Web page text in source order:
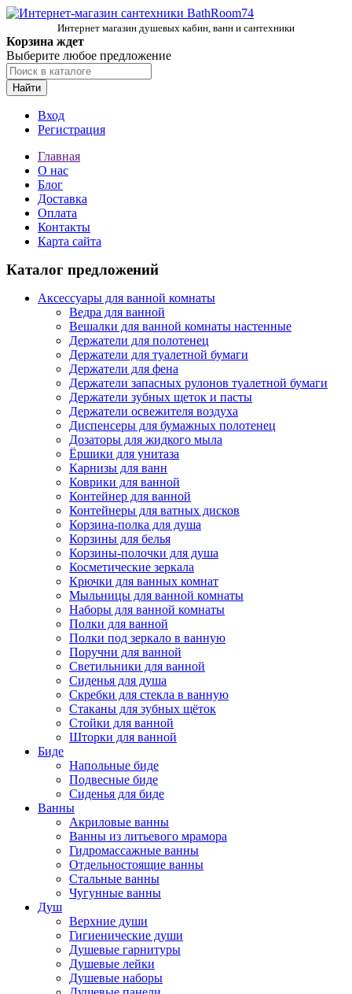
Интернет магазин душевых кабин, ванн и сантехники
Корзина ждет
Выберите любое предложение
Найти
Вход
Регистрация
Главная
О нас
Блог
Доставка
Оплата
Контакты
Карта сайта
Каталог предложений
Аксессуары для ванной комнаты
Ведра для ванной
Вешалки для ванной комнаты настенные
Держатели для полотенец
Держатели для туалетной бумаги
Держатели для фена
Держатели запасных рулонов туалетной бумаги
Держатели зубных щеток и пасты
Держатели освежителя воздуха
Диспенсеры для бумажных полотенец
Дозаторы для жидкого мыла
Ёршики для унитаза
Карнизы для ванн
Коврики для ванной
Контейнер для ванной
Контейнеры для ватных дисков
Корзина-полка для душа
Корзины для белья
Корзины-полочки для душа
Косметические зеркала
Крючки для ванных комнат
Мыльницы для ванной комнаты
Наборы для ванной комнаты
Полки для ванной
Полки под зеркало в ванную
Поручни для ванной
Светильники для ванной
Сиденья для душа
Скребки для стекла в ванную
Стаканы для зубных щёток
Стойки для ванной
Шторки для ванной
Биде
Напольные биде
Подвесные биде
Сиденья для биде
Ванны
Акриловые ванны
Ванны из литьевого мрамора
Гидромассажные ванны
Отдельностоящие ванны
Стальные ванны
Чугунные ванны
Душ
Верхние души
Гигиенические души
Душевые гарнитуры
Душевые лейки
Душевые наборы